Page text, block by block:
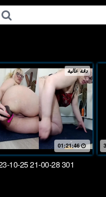
دقة عالية
01:21:46
10-25 21-00-28 301